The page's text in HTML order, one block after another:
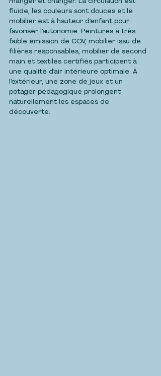
fluide, les couleurs sont douces et le
mobilier est à hauteur d’enfant pour
favoriser l’autonomie. Peintures à très
faible émission de COV, mobilier issu de
filières responsables, mobilier de second
main et textiles certifiés participent à
une qualité d’air intérieure optimale. À
l’extérieur, une zone de jeux et un
potager pédagogique prolongent
naturellement les espaces de
découverte.